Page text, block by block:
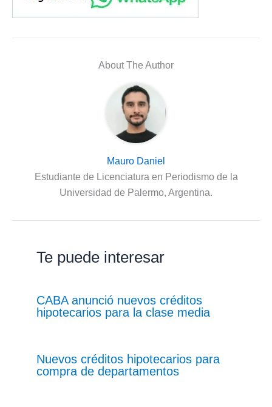
About The Author
Mauro Daniel
Estudiante de Licenciatura en Periodismo de la
Universidad de Palermo, Argentina.
Te puede interesar
CABA anunció nuevos créditos
hipotecarios para la clase media
Nuevos créditos hipotecarios para
compra de departamentos